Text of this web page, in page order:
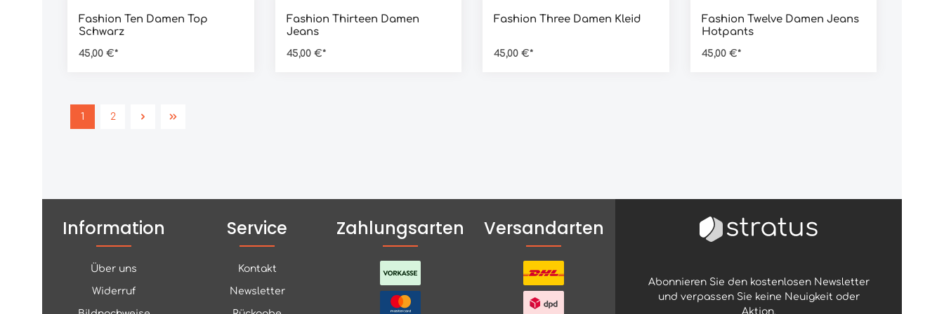
Fashion Ten Damen Top
Schwarz
45,00 €*
Fashion Thirteen Damen
Jeans
45,00 €*
Fashion Three Damen Kleid
45,00 €*
Fashion Twelve Damen Jeans
Hotpants
45,00 €*
1 2
Abonnieren Sie den kostenlosen Newsletter
und verpassen Sie keine Neuigkeit oder
Aktion.
Information
Über uns
Widerruf
Service
Kontakt
Newsletter
Zahlungsarten Versandarten